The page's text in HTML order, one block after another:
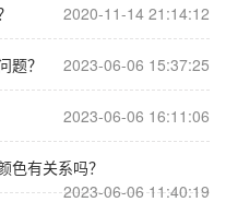
2020-11-14 21:14:12
题？ 2023-06-06 15:37:25
2023-06-06 16:11:06
色有关系吗？
2023-06-06 11:40:19